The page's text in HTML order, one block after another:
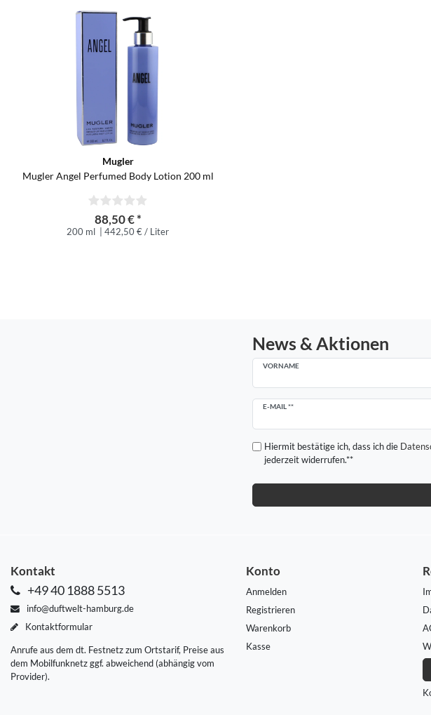
Mugler
Mugler Angel Perfumed Body Lotion 200 ml
88,50 € *
200 ml | 442,50 € / Liter
News & Aktionen
VORNAME
E-MAIL **
Newsletter
Hiermit bestätige ich, dass ich die
jederzeit widerrufen.**
Kontakt
+49 40 1888 5513
info@duftwelt-hamburg.de
Kontaktformular
Anrufe aus dem dt. Festnetz zum Ortstarif, Preise aus
dem Mobilfunknetz ggf. abweichend (abhängig vom
Provider).
Konto
Anmelden
Registrieren
Warenkorb
Kasse